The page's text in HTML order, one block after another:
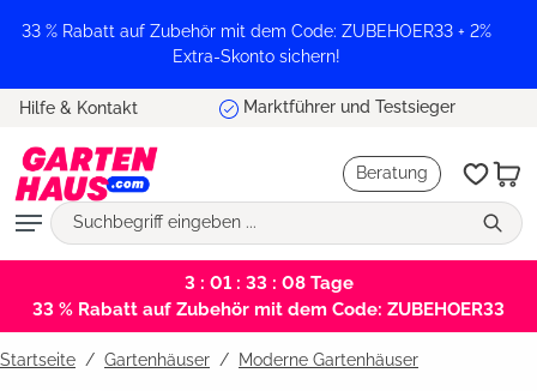
springen
33 % Rabatt auf Zubehör mit dem Code: ZUBEHOER33 + 2%
Extra-Skonto sichern!
Hilfe & Kontakt Marktführer und Testsieger
Beratung
3 : 01 : 33 : 08Tage
33 % Rabatt auf Zubehör mit dem Code: ZUBEHOER33
Startseite Gartenhäuser / Moderne Gartenhäuser